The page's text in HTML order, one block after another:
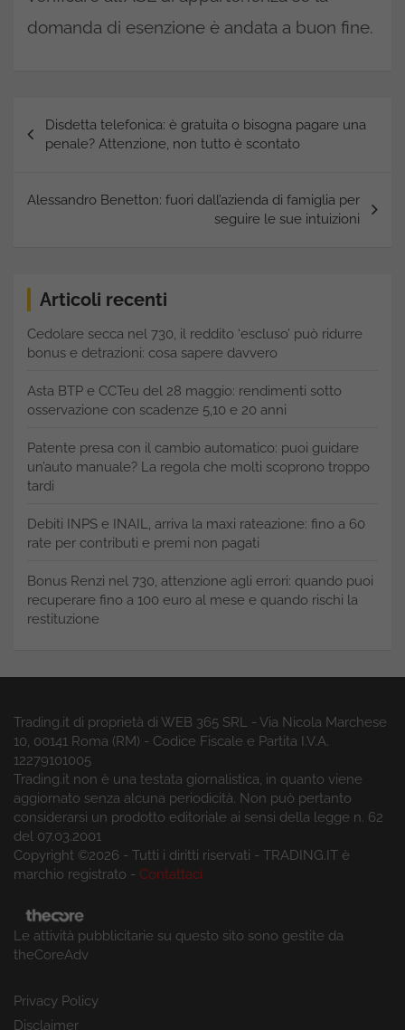
domanda di esenzione è andata a buon fine.
articoli
Disdetta telefonica: è gratuita o bisogna pagare una
penale? Attenzione, non tutto è scontato
Alessandro Benetton: fuori dall’azienda di famiglia per
seguire le sue intuizioni
Articoli recenti
Cedolare secca nel 730, il reddito ‘escluso’ può ridurre
bonus e detrazioni: cosa sapere davvero
Asta BTP e CCTeu del 28 maggio: rendimenti sotto
osservazione con scadenze 5,10 e 20 anni
Patente presa con il cambio automatico: puoi guidare
un’auto manuale? La regola che molti scoprono troppo
tardi
Debiti INPS e INAIL, arriva la maxi rateazione: fino a 60
rate per contributi e premi non pagati
Bonus Renzi nel 730, attenzione agli errori: quando puoi
recuperare fino a 100 euro al mese e quando rischi la
restituzione
Trading.it di proprietà di WEB 365 SRL - Via Nicola Marchese
10, 00141 Roma (RM) - Codice Fiscale e Partita I.V.A.
12279101005
Trading.it non è una testata giornalistica, in quanto viene
aggiornato senza alcuna periodicità. Non può pertanto
considerarsi un prodotto editoriale ai sensi della legge n. 62
del 07.03.2001
Copyright ©2026 - Tutti i diritti riservati - TRADING.IT è
marchio registrato - Contattaci
Le attività pubblicitarie su questo sito sono gestite da
theCoreAdv
Privacy Policy
Disclaimer